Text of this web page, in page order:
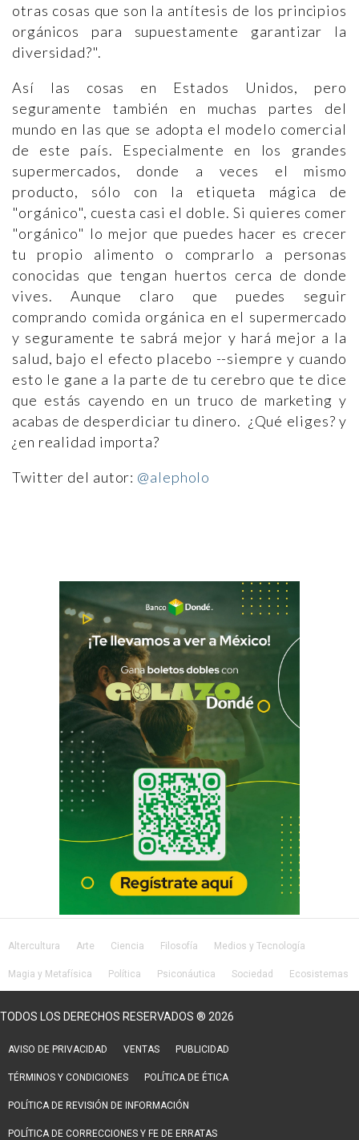
otras cosas que son la antítesis de los principios
orgánicos para supuestamente garantizar la
diversidad?".
Así las cosas en Estados Unidos, pero
seguramente también en muchas partes del
mundo en las que se adopta el modelo comercial
de este país. Especialmente en los grandes
supermercados, donde a veces el mismo
producto, sólo con la etiqueta mágica de
"orgánico", cuesta casi el doble. Si quieres comer
"orgánico" lo mejor que puedes hacer es crecer
tu propio alimento o comprarlo a personas
conocidas que tengan huertos cerca de donde
vives. Aunque claro que puedes seguir
comprando comida orgánica en el supermercado
y seguramente te sabrá mejor y hará mejor a la
salud, bajo el efecto placebo --siempre y cuando
esto le gane a la parte de tu cerebro que te dice
que estás cayendo en un truco de marketing y
acabas de desperdiciar tu dinero. ¿Qué eliges? y
¿en realidad importa?
Twitter del autor: @alepholo
Altercultura Arte Ciencia Filosofía Medios y Tecnología
Magia y Metafísica Política Psiconáutica Sociedad Ecosistemas
TODOS LOS DERECHOS RESERVADOS ® 2026
AVISO DE PRIVACIDAD VENTAS PUBLICIDAD
TÉRMINOS Y CONDICIONES POLÍTICA DE ÉTICA
POLÍTICA DE REVISIÓN DE INFORMACIÓN
POLÍTICA DE CORRECCIONES Y FE DE ERRATAS